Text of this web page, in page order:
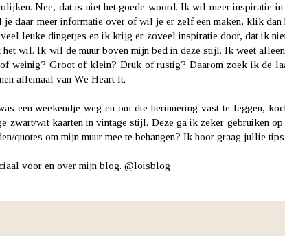
Nee, dat is niet het goede woord. Ik wil meer inspiratie in
je daar meer informatie over of wil je er zelf een maken, klik dan
leuke dingetjes en ik krijg er zoveel inspiratie door, dat ik
wil. Ik wil de muur boven mijn bed in deze stijl. Ik weet
weinig? Groot of klein? Druk of rustig? Daarom zoek ik de
allemaal van We Heart It.
een weekendje weg en om die herinnering vast te leggen,
zwart/wit kaarten in vintage stijl. Deze ga ik zeker gebruiken op
quotes om mijn muur mee te behangen? Ik hoor graag jullie tips.
voor en over mijn blog. @loisblog